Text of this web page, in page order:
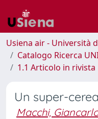
Usiena air - Università
Catalogo Ricerca
1.1 Articolo in rivista
Un super-
Macchi,